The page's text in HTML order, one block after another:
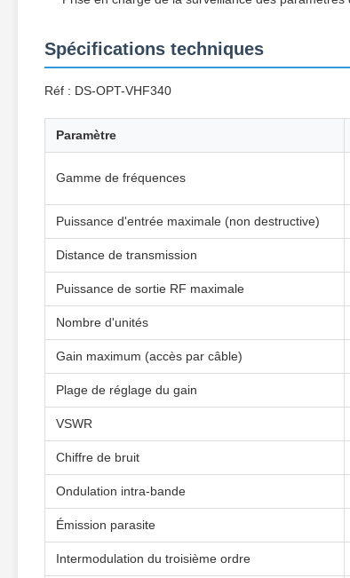
Spécifications techniques
Réf : DS-OPT-VHF340
Paramètre
Gamme de fréquences
Puissance d'entrée maximale (non destructive)
Distance de transmission
Puissance de sortie RF maximale
Nombre d'unités
Gain maximum (accès par câble)
Plage de réglage du gain
VSWR
Chiffre de bruit
Ondulation intra-bande
Émission parasite
Intermodulation du troisième ordre